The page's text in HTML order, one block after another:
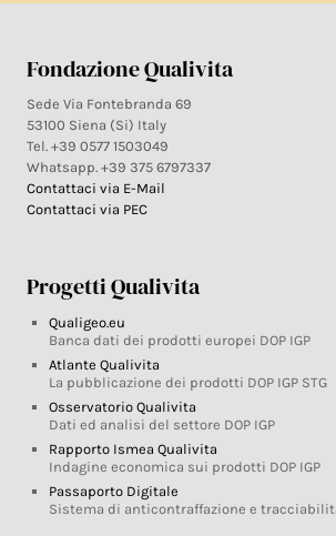
Fondazione Qualivita
Sede Via Fontebranda 69
53100 Siena (Si) Italy
Tel. +39 0577 1503049
Whatsapp. +39 375 6797337
Contattaci via E-Mail
Contattaci via PEC
Progetti Qualivita
Qualigeo.eu
Banca dati dei prodotti europei DOP IGP
Atlante Qualivita
La pubblicazione dei prodotti DOP IGP STG
Osservatorio Qualivita
Dati ed analisi del settore DOP IGP
Rapporto Ismea Qualivita
Indagine economica sui prodotti DOP IGP
Passaporto Digitale
Sistema di anticontraffazione e